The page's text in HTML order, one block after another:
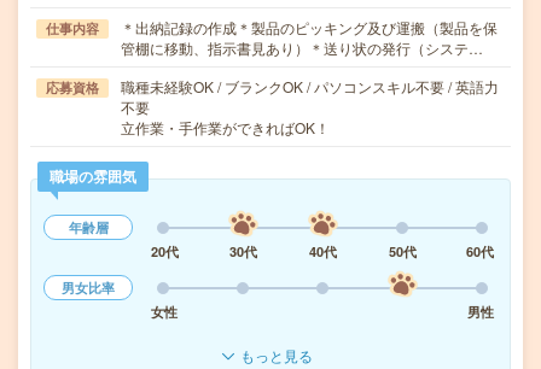
仕事内容
＊出納記録の作成＊製品のピッキング及び運搬（製品を保
管棚に移動、指示書見あり）＊送り状の発行（システ…
応募資格
職種未経験OK / ブランクOK / パソコンスキル不要 / 英語力
不要
立作業・手作業ができればOK！
職場の雰囲気
年齢層
20代
30代 40代 50代
60代
男女比率
女性
男性
もっと見る